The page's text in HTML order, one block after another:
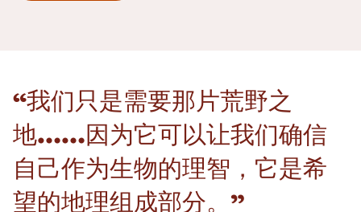
“我们只是需要那片荒野之
地……因为它可以让我们确信
自己作为生物的理智，它是希
望的地理组成部分。”